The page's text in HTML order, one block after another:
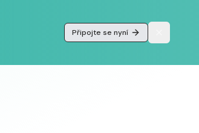
Připojte se nyní